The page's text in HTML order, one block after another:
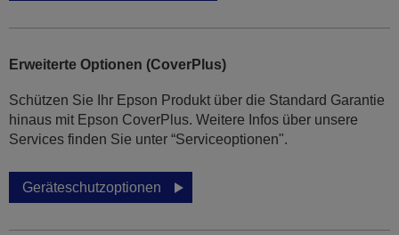
Erweiterte Optionen (CoverPlus)
Schützen Sie Ihr Epson Produkt über die Standard Garantie
hinaus mit Epson CoverPlus. Weitere Infos über unsere
Services finden Sie unter “Serviceoptionen".
Geräteschutzoptionen